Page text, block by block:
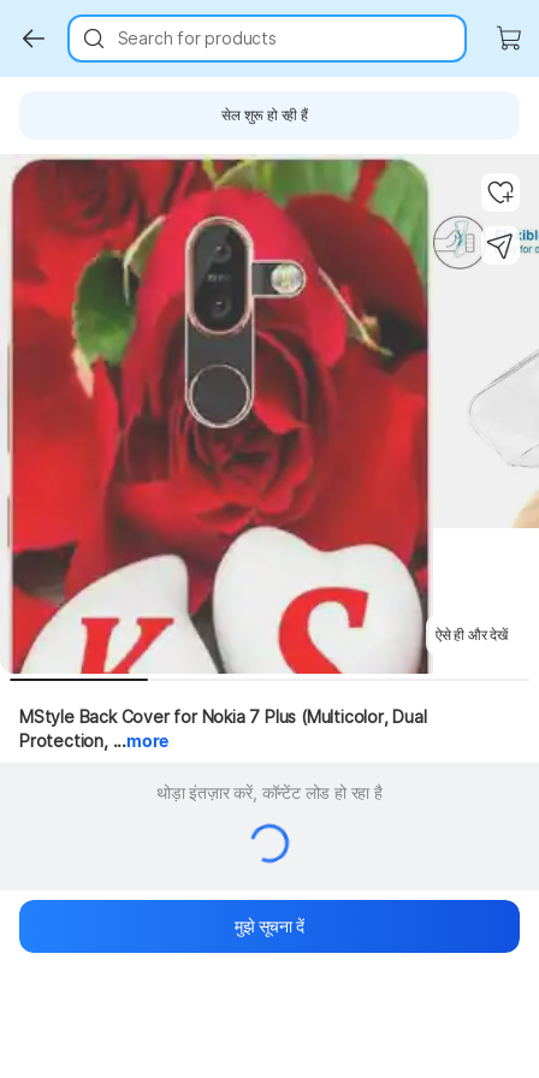
Search for products
सेल शुरू हो रही हैं
Key Highlights
ऐसे ही और देखें
MStyle Back Cover for Nokia 7 Plus (Multicolor, Dual
Protection, ...more
थोड़ा इंतज़ार करें, कॉन्टेंट लोड हो रहा है
मुझे सूचना दें